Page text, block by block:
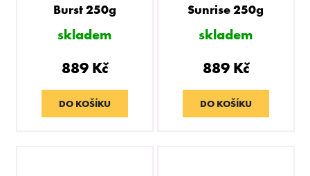
Burst 250g
skladem
889 Kč
DO KOŠÍKU
Sunrise 250g
skladem
889 Kč
DO KOŠÍKU